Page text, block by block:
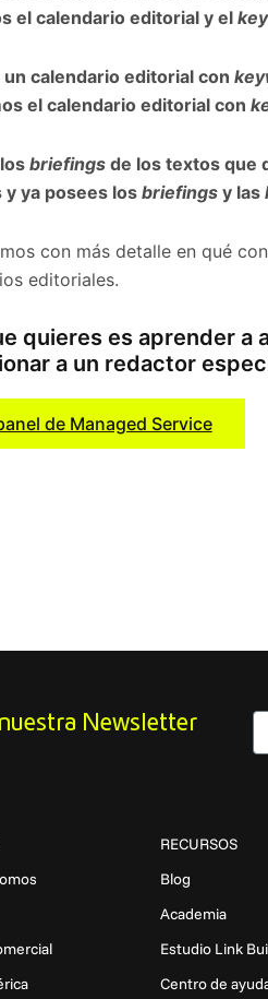
el calendario editorial y el
un calendario editorial con
el calendario editorial con
briefings de los textos que
ya posees losbriefings y las
con más detalle en qué
editoriales.
quieres es aprender
a un redactor
de Managed Service
Newsletter
RECURSOS
Blog
Academia
Estudio Link
Centro de